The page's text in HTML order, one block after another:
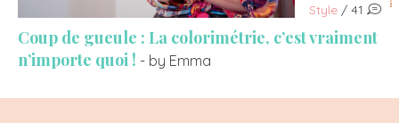
Style / 41
Coup de gueule : La colorimétrie, c’est vraiment
n’importe quoi ! - by Emma